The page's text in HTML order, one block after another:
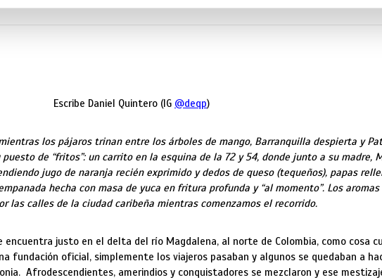
Escribe Daniel Quintero (IG @deqp)
los pájaros trinan entre los árboles de mango, Barranquilla despierta y
de “fritos”: un carrito en la esquina de la 72 y 54, donde junto a su madre,
jugo de naranja recién exprimido y dedos de queso (tequeños), papas
hecha con masa de yuca en fritura profunda y “al momento”. Los aromas
las calles de la ciudad caribeña mientras comenzamos el recorrido.
encuentra justo en el delta del río Magdalena, al norte de Colombia, como cosa
fundación oficial, simplemente los viajeros pasaban y algunos se quedaban a
Afrodescendientes, amerindios y conquistadores se mezclaron y ese